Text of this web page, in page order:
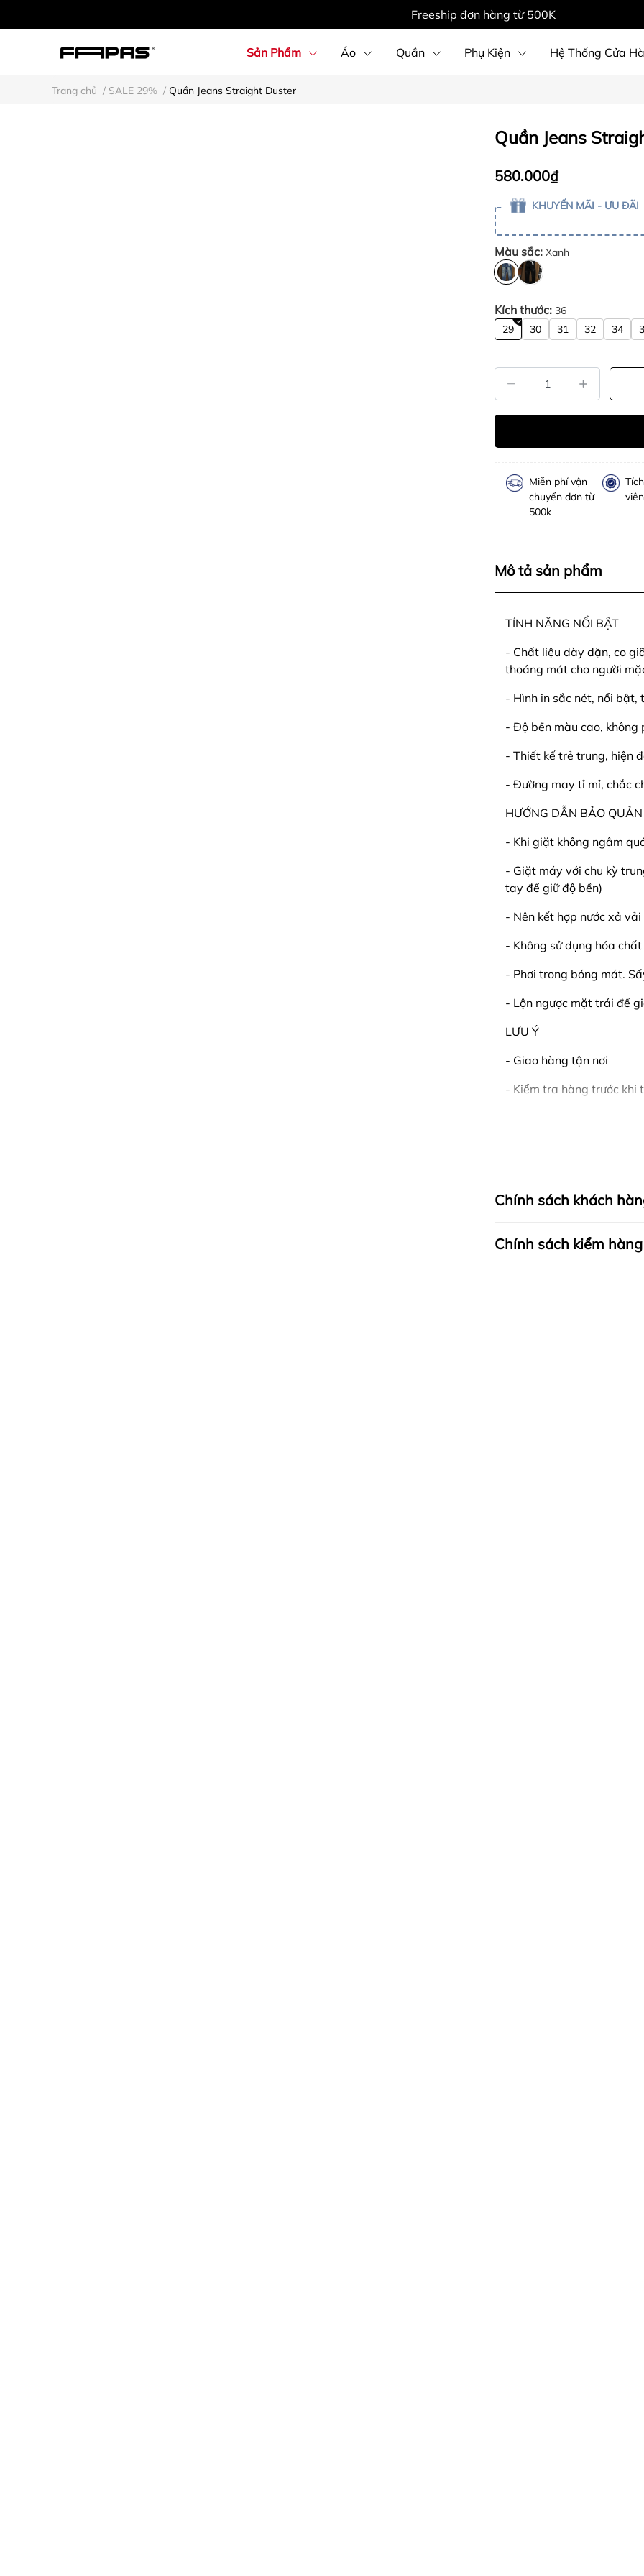
Freeship đơn hàng từ 500K
Sản Phẩm Áo Quần Phụ Kiện Hệ Thống Cửa
Trang chủ / SALE 29% / Quần Jeans Straight Duster
Quần Jeans
580.000₫
KHUYẾN MÃI - ƯU ĐÃI
Màu sắc: Xanh
Kích thước: 36
29 30 31 32 34
Miễn phí vận
chuyển đơn từ
500k
viên
Mô tả sản phẩm
TÍNH NĂNG NỔI BẬT
- Chất liệu dày dặn, co
thoáng mát cho người
- Hình in sắc nét, nổi bật,
- Độ bền màu cao,
- Thiết kế trẻ trung, hiện
- Đường may tỉ mỉ, chắc
HƯỚNG DẪN BẢO QUẢN
- Khi giặt không ngâm
- Giặt máy với chu kỳ
tay để giữ độ bền)
- Nên kết hợp nước xả
- Không sử dụng hóa
- Phơi trong bóng mát.
- Lộn ngược mặt trái để
LƯU Ý
- Giao hàng tận nơi
- Kiểm tra hàng trước khi
FAPAS tự hào là thương
Bộ sưu tập ÁO NAM của
thun năng động, trẻ trung
Chính sách khách
Chính sách kiểm hàng